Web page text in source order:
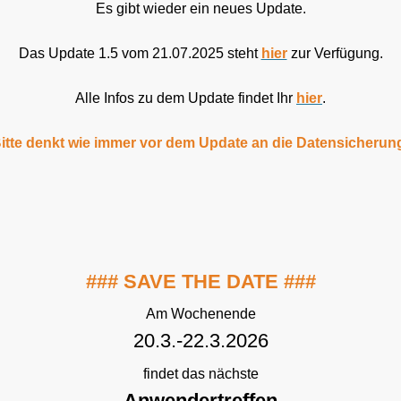
Es gibt wieder ein neues Update.
Das Update 1.5 vom 21.07.2025 steht hier zur Verfügung.
Alle Infos zu dem Update findet Ihr hier.
denkt wie immer vor dem Update an die
### SAVE THE DATE ###
Am Wochenende
20.3.-22.3.2026
findet das nächste